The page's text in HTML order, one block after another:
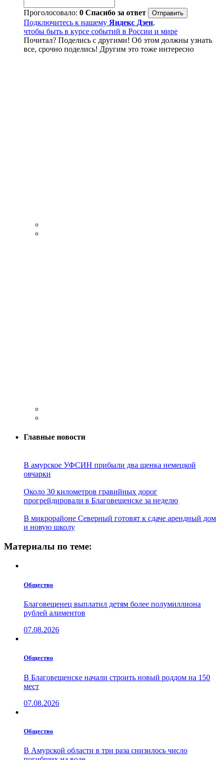
Проголосовало: 0 Спасибо за ответ
Подключитесь к нашему Яндекс Дзен,
чтобы быть в курсе событий в России и мире
Почитал? Поделись с другими! Об этом должны узнать
все, срочно поделись! Другим это тоже интересно
Главные новости
В амурское УФСИН прибыли два щенка немецкой
овчарки
Около 30 километров гравийных дорог
прогрейдировали в Благовещенске за неделю
В микрорайоне Северный готовят к сдаче арендный дом
и новую школу
Материалы по теме:
Общество
Благовещенец выплатил детям более полумиллиона
рублей алиментов
07.08.2026
Общество
В Благовещенске начали строить новый роддом на 150
мест
07.08.2026
Общество
В Амурской области в три раза снизилось число